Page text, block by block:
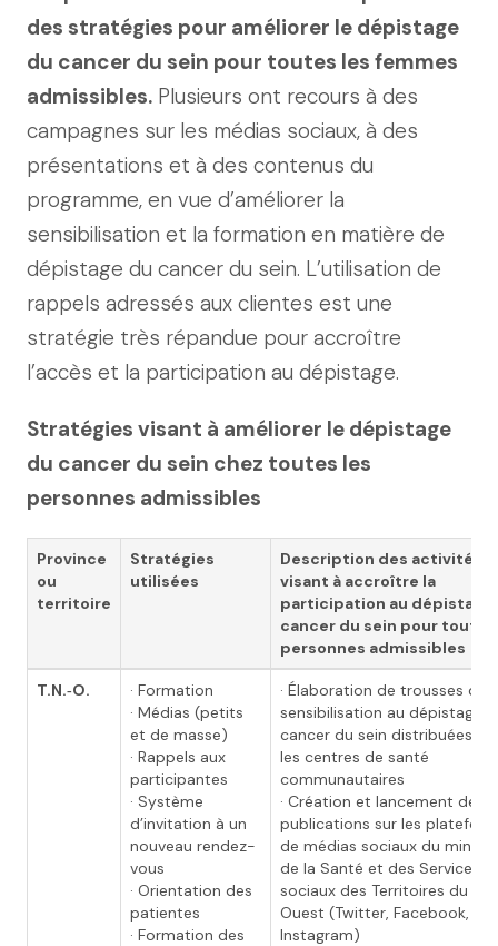
des stratégies pour améliorer le dépistage
du cancer du sein pour toutes les femmes
admissibles. Plusieurs ont recours à des
campagnes sur les médias sociaux, à des
présentations et à des contenus du
programme, en vue d’améliorer la
sensibilisation et la formation en matière de
dépistage du cancer du sein. L’utilisation de
rappels adressés aux clientes est une
stratégie très répandue pour accroître
l’accès et la participation au dépistage.
Stratégies visant à améliorer le dépistage
du cancer du sein chez toutes les
personnes admissibles
Province
ou
territoire
Stratégies
utilisées
Description des activités
visant à accroître la
participation au dépistage
cancer du sein pour toutes
personnes admissibles
T.N.‑O.
· Formation
· Médias (petits
et de masse)
· Rappels aux
participantes
· Système
d’invitation à un
nouveau rendez-
vous
· Orientation des
patientes
· Formation des
· Élaboration de trousses de
sensibilisation au dépistage
cancer du sein distribuées à
les centres de santé
communautaires
· Création et lancement de
publications sur les
de médias sociaux du
de la Santé et des Services
sociaux des Territoires du
Ouest (Twitter, Facebook,
Instagram)